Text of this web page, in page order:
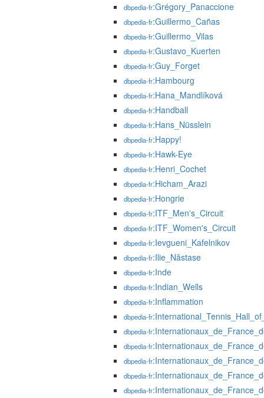
dbpedia-fr:Grégory_Panaccione
dbpedia-fr:Guillermo_Cañas
dbpedia-fr:Guillermo_Vilas
dbpedia-fr:Gustavo_Kuerten
dbpedia-fr:Guy_Forget
dbpedia-fr:Hambourg
dbpedia-fr:Hana_Mandlíková
dbpedia-fr:Handball
dbpedia-fr:Hans_Nüsslein
dbpedia-fr:Happy!
dbpedia-fr:Hawk-Eye
dbpedia-fr:Henri_Cochet
dbpedia-fr:Hicham_Arazi
dbpedia-fr:Hongrie
dbpedia-fr:ITF_Men's_Circuit
dbpedia-fr:ITF_Women's_Circuit
dbpedia-fr:Ievgueni_Kafelnikov
dbpedia-fr:Ilie_Năstase
dbpedia-fr:Inde
dbpedia-fr:Indian_Wells
dbpedia-fr:Inflammation
dbpedia-fr
dbpedia-fr
dbpedia-fr
dbpedia-fr
dbpedia-fr
dbpedia-fr